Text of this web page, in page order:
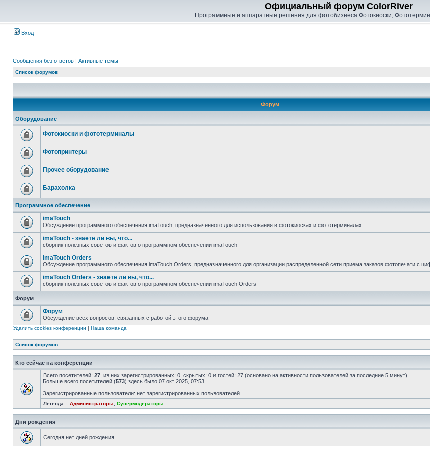
Официальный форум ColorRiver
Программные и аппаратные решения для фотобизнеса Фотокиоски,
Вход
Сообщения без ответов | Активные темы
Список форумов
Форум
Оборудование
Фотокиоски и фототерминалы
Фотопринтеры
Прочее оборудование
Барахолка
Программное обеспечение
imaTouch
Обсуждение программного обеспечения imaTouch, предназначенного для использования в фотокиосках и фототерминалах.
imaTouch - знаете ли вы, что...
сборник полезных советов и фактов о программном обеспечении imaTouch
imaTouch Orders
Обсуждение программного обеспечения imaTouch Orders, предназначенного для организации распределенной сети приема заказов фотопечати с
imaTouch Orders - знаете ли вы, что...
сборник полезных советов и фактов о программном обеспечении imaTouch Orders
Форум
Форум
Обсуждение всех вопросов, связанных с работой этого форума
Удалить cookies конференции | Наша команда
Список форумов
Кто сейчас на конференции
Всего посетителей: 27 , из них зарегистрированных: 0, скрытых: 0 и гостей: 27 (основано на активности пользователей за последние 5 минут)
Больше всего посетителей (573) здесь было 07 окт 2025, 07:53
Зарегистрированные пользователи: нет зарегистрированных пользователей
Легенда :: Администраторы Супермодераторы
Дни рождения
Сегодня нет дней рождения.